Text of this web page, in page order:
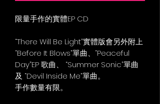
限量手作的實體EP CD
“There Will Be Light”實體版會另外附上
“Before It Blows”單曲、“Peaceful
Day”EP 歌曲、 “Summer Sonic”單曲
及 “Devil Inside Me”單曲。
手作數量有限。